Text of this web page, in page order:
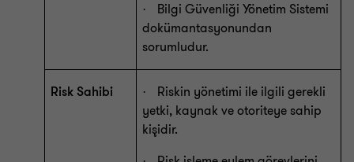
·
Bilgi Güvenliği Yönetim Sistemi
dokümantasyonundan
sorumludur.
Risk Sahibi ·
Riskin yönetimi ile ilgili gerekli
yetki, kaynak ve otoriteye sahip
kişidir.